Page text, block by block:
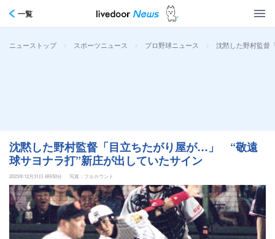
一覧
ニューストップ > スポーツニュース > プロ野球ニュース > 沈黙した野村監督
沈黙した野村監督「目立ちたがり屋が…」 “敬遠
球サヨナラ打”新庄が出していたサイン
2023年12月31日 6時50分 写真：フルカウント